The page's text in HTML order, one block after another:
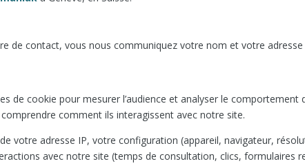
de contact, vous nous communiquez votre nom et votre
de cookie pour mesurer l’audience et analyser le comportement
comment ils interagissent avec notre site.
votre adresse IP, votre configuration (appareil, navigateur,
avec notre site (temps de consultation, clics, formulaires